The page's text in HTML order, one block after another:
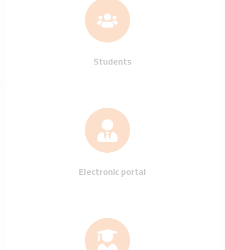
Students
Electronic portal